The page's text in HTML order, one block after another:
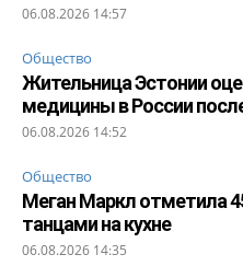
06.08.2026 14:57
Общество
Жительница Эстонии
медицины в России
06.08.2026 14:52
Общество
Меган Маркл отметила
танцами на кухне
06.08.2026 14:35